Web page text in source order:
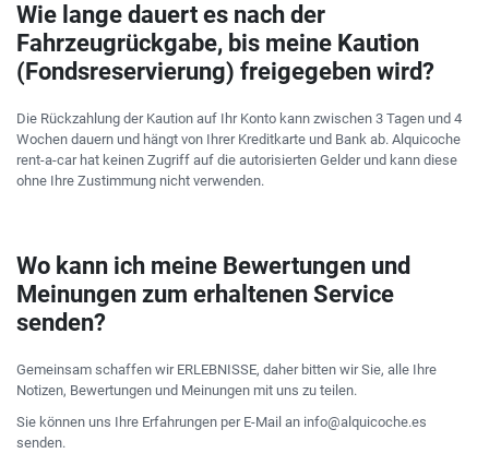
Wie lange dauert es nach der
Fahrzeugrückgabe, bis meine Kaution
(Fondsreservierung) freigegeben wird?
Die Rückzahlung der Kaution auf Ihr Konto kann zwischen 3 Tagen und 4
Wochen dauern und hängt von Ihrer Kreditkarte und Bank ab. Alquicoche
rent-a-car hat keinen Zugriff auf die autorisierten Gelder und kann diese
ohne Ihre Zustimmung nicht verwenden.
Wo kann ich meine Bewertungen und
Meinungen zum erhaltenen Service
senden?
Gemeinsam schaffen wir ERLEBNISSE, daher bitten wir Sie, alle Ihre
Notizen, Bewertungen und Meinungen mit uns zu teilen.
Sie können uns Ihre Erfahrungen per E-Mail an info@alquicoche.es
senden.